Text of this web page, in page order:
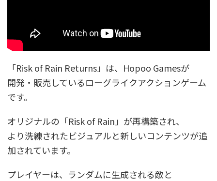
「Risk of Rain Returns」は、Hopoo Gamesが
開発・販売しているローグライクアクションゲーム
です。
オリジナルの「Risk of Rain」が再構築され、
より洗練されたビジュアルと新しいコンテンツが追
加されています。
プレイヤーは、ランダムに生成される敵と